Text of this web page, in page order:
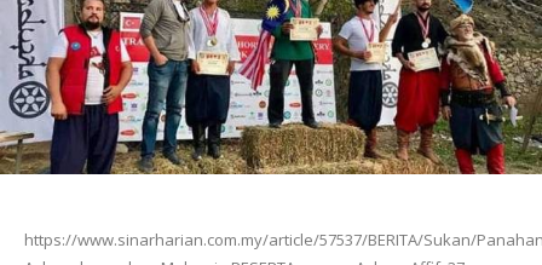
https://www.sinarharian.com.my/article/57537/BERITA/Sukan/